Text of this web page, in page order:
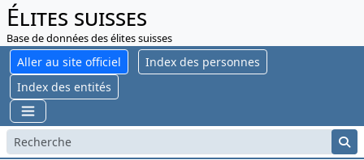
Élites suisses
Base de données des élites suisses
Aller au site officiel
Index des personnes
Index des entités